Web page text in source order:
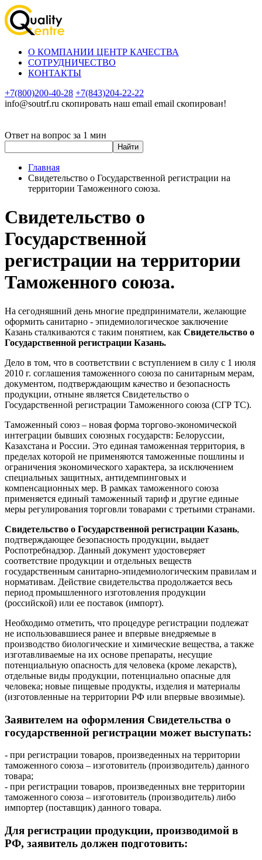
О КОМПАНИИ ЦЕНТР КАЧЕСТВА
СОТРУДНИЧЕСТВО
КОНТАКТЫ
+7(800)200-40-28 +7(843)204-22-22
info@soutrf.ru скопировать наш email email скопирован!
Ответ на вопрос за 1 мин
Главная
Свидетельство о Государственной регистрации на
территории Таможенного союза.
Свидетельство о
Государственной
регистрации на территории
Таможенного союза.
На сегодняшний день многие предприниматели, желающие
оформить санитарно - эпидемиологическое заключение
Казань сталкиваются с таким понятием, как Свидетельство о
Государственной регистрации Казань.
Дело в том, что в соответствии с вступлением в силу с 1 июля
2010 г. соглашения таможенного союза по санитарным мерам,
документом, подтверждающим качество и безопасность
продукции, отныне является Свидетельство о
Государственной регистрации Таможенного союза (СГР ТС).
Таможенный союз – новая форма торгово-экономической
интеграции бывших союзных государств: Белоруссии,
Казахстана и России. Это единая таможенная территория, в
пределах которой не применяются таможенные пошлины и
ограничения экономического характера, за исключением
специальных защитных, антидемпинговых и
компенсационных мер. В рамках таможенного союза
применяется единый таможенный тариф и другие единые
меры регулирования торговли товарами с третьими странами.
Свидетельство о Государственной регистрации Казань,
подтверждающее безопасность продукции, выдает
Роспотребнадзор. Данный документ удостоверяет
соответствие продукции и отдельных веществ
государственным санитарно-эпидемиологическим правилам и
нормативам. Действие свидетельства продолжается весь
период промышленного изготовления продукции
(российской) или ее поставок (импорт).
Необходимо отметить, что процедуре регистрации подлежат
не использовавшиеся ранее и впервые внедряемые в
производство биологические и химические вещества, а также
изготавливаемые на их основе препараты, несущие
потенциальную опасность для человека (кроме лекарств),
отдельные виды продукции, потенциально опасные для
человека; новые пищевые продукты, изделия и материалы
(изготовленные на территории РФ или впервые ввозимые).
Заявителем на оформления Свидетельства о
государственной регистрации может выступать:
- при регистрации товаров, произведенных на территории
таможенного союза – изготовитель (производитель) данного
товара;
- при регистрации товаров, произведенных вне территории
таможенного союза – изготовитель (производитель) либо
импортер (поставщик) данного товара.
Для регистрации продукции, производимой в
РФ, заявитель должен подготовить: